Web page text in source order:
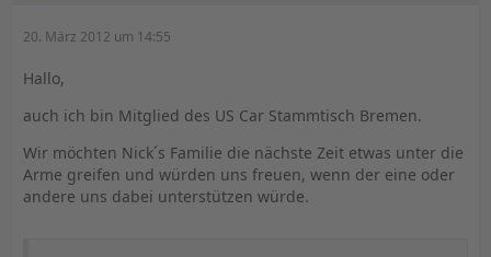
20. März 2012 um 14:55
Hallo,
auch ich bin Mitglied des US Car Stammtisch Bremen.
Wir möchten Nick´s Familie die nächste Zeit etwas unter die
Arme greifen und würden uns freuen, wenn der eine oder
andere uns dabei unterstützen würde.